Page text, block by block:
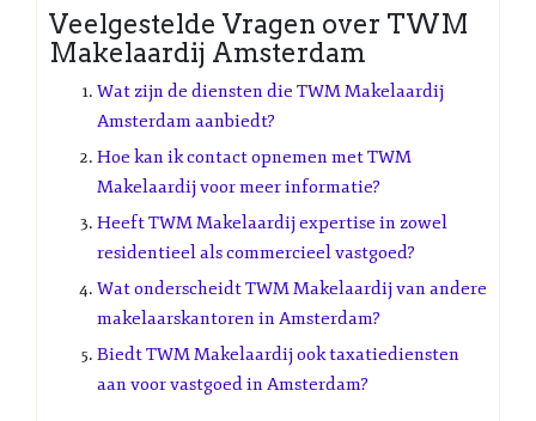
Veelgestelde Vragen over TWM
Makelaardij Amsterdam
Wat zijn de diensten die TWM Makelaardij
Amsterdam aanbiedt?
Hoe kan ik contact opnemen met TWM
Makelaardij voor meer informatie?
Heeft TWM Makelaardij expertise in zowel
residentieel als commercieel vastgoed?
Wat onderscheidt TWM Makelaardij van andere
makelaarskantoren in Amsterdam?
Biedt TWM Makelaardij ook taxatiediensten
aan voor vastgoed in Amsterdam?